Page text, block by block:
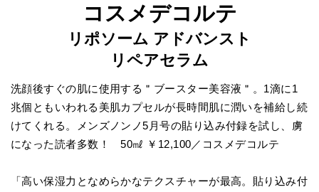
コスメデコルテ
リポソーム アドバンスト
リペアセラム
洗顔後すぐの肌に使用する＂ブースター美容液＂。1滴に1
兆個ともいわれる美肌カプセルが長時間肌に潤いを補給し続
けてくれる。メンズノンノ5月号の貼り込み付録を試し、虜
になった読者多数！ 50㎖ ￥12,100／コスメデコルテ
「高い保湿力となめらかなテクスチャーが最高。貼り込み付